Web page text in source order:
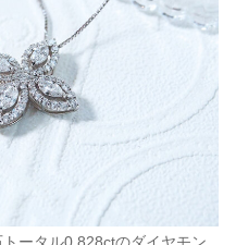
ータル0.828ctのダイヤモン